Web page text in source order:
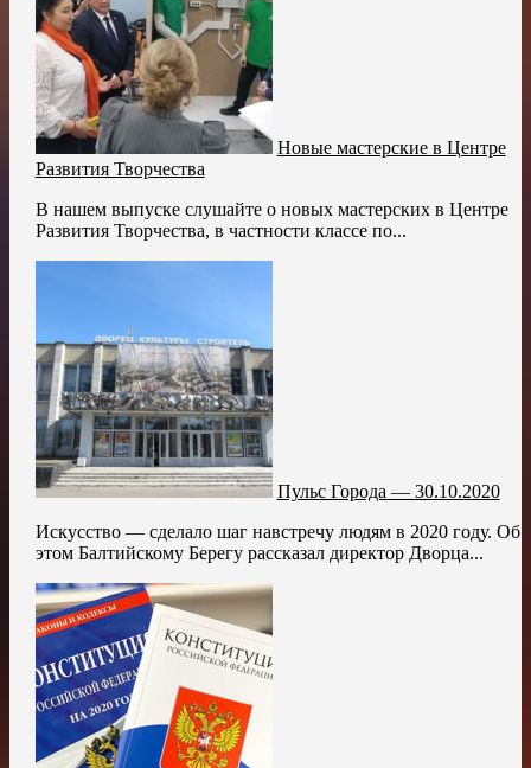
Новые мастерские в Центре
Развития Творчества
В нашем выпуске слушайте о новых мастерских в Центре
Развития Творчества, в частности классе по...
Пульс Города — 30.10.2020
Искусство — сделало шаг навстречу людям в 2020 году. Об
этом Балтийскому Берегу рассказал директор Дворца...